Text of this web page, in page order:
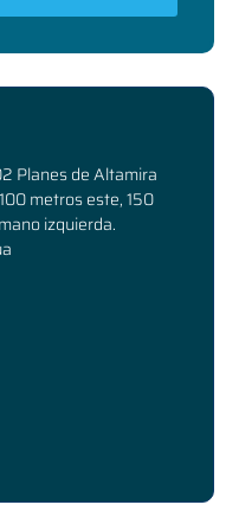
Planes de Altamira
metros este, 150
izquierda.